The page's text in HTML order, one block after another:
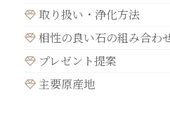
取り扱い・浄化方法
相性の良い石の組み合わ
プレゼント提案
主要原産地